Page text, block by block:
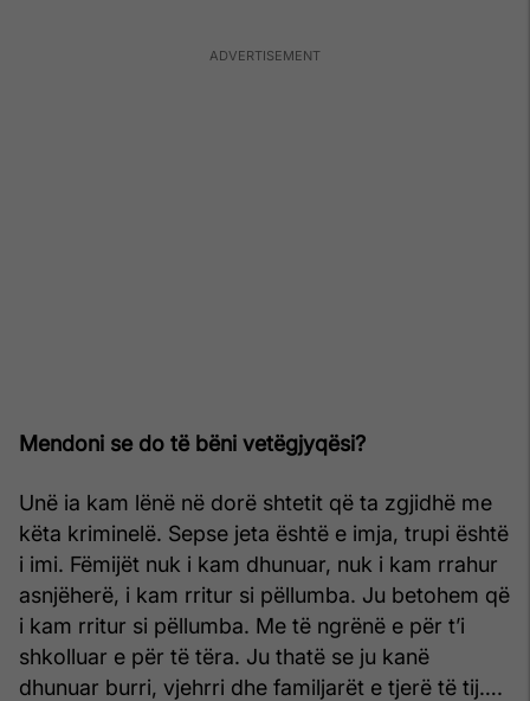
Mendoni se do të bëni vetëgjyqësi?
Unë ia kam lënë në dorë shtetit që ta zgjidhë me
këta kriminelë. Sepse jeta është e imja, trupi është
i imi. Fëmijët nuk i kam dhunuar, nuk i kam rrahur
asnjëherë, i kam rritur si pëllumba. Ju betohem që
i kam rritur si pëllumba. Me të ngrënë e për t’i
shkolluar e për të tëra. Ju thatë se ju kanë
dhunuar burri, vjehrri dhe familjarët e tjerë të tij….